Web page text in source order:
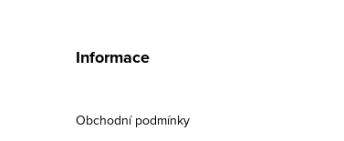
Informace
Obchodní podmínky